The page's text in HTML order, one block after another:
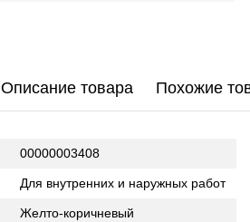
Описание товара Похожие
00000003408
Для внутренних и наружных работ
Желто-коричневый